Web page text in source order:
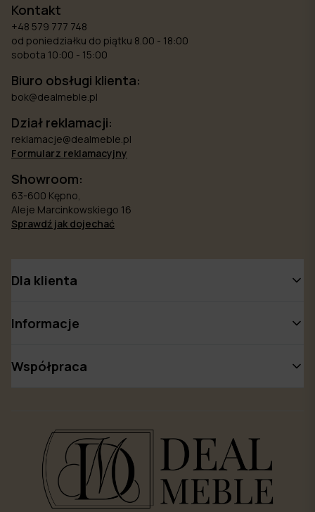
Kontakt
+48 579 777 748
od poniedziałku do piątku 8.00 - 18:00
sobota 10:00 - 15:00
Biuro obsługi klienta:
bok@dealmeble.pl
Dział reklamacji:
reklamacje@dealmeble.pl
Formularz reklamacyjny
Showroom:
63-600 Kępno,
Aleje Marcinkowskiego 16
Sprawdź jak dojechać
Dla klienta
Informacje
Współpraca